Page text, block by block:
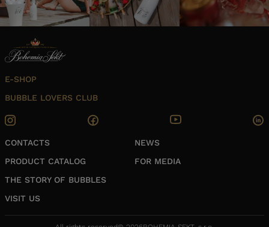
E-SHOP
BUBBLE LOVERS CLUB
CONTACTS
PRODUCT CATALOG
THE STORY OF BUBBLES
VISIT US
NEWS
FOR MEDIA